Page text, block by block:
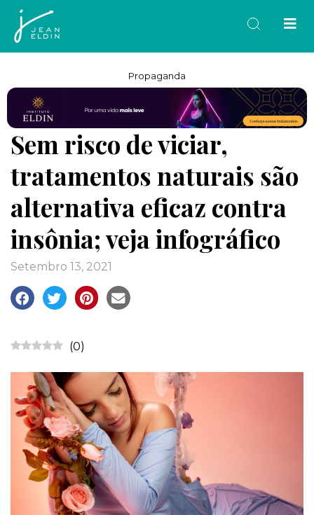
Propaganda
Sem risco de viciar,
tratamentos naturais são
alternativa eficaz contra
insônia; veja infográfico
setembro 13, 2021
(0)